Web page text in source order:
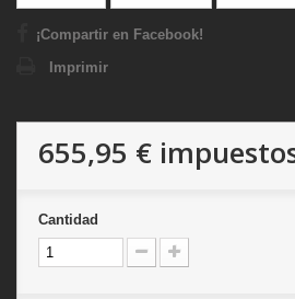
¡Compartir en Facebook!
Imprimir
655,95 €
Cantidad